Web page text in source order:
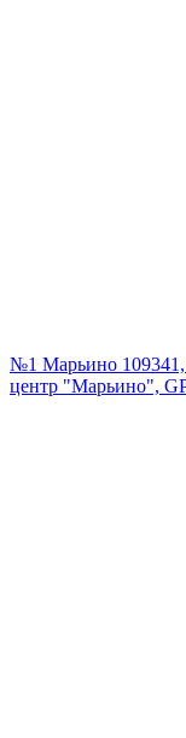
№1 Марьино
центр "Марьино",